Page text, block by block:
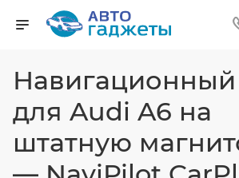
для Audi A6 на
штатную